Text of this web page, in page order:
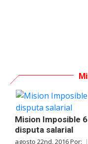
Mision Imposible
disputa salarial
agosto 22nd, 2016 Por: